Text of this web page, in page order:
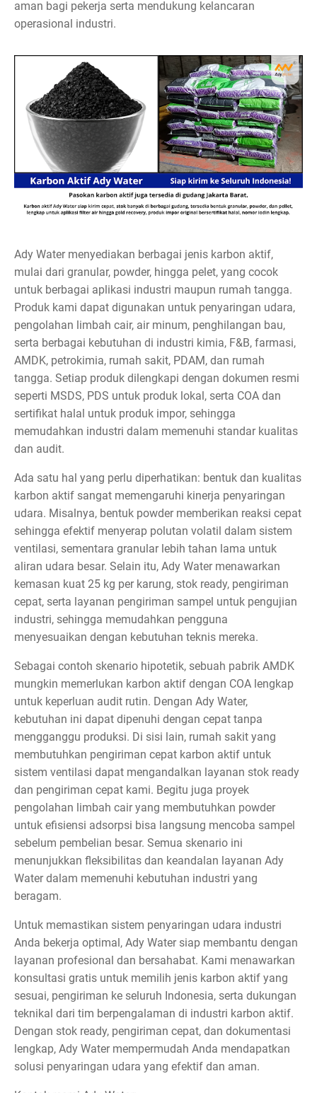
aman bagi pekerja serta mendukung kelancaran
operasional industri.
Ady Water menyediakan berbagai jenis karbon aktif,
mulai dari granular, powder, hingga pelet, yang cocok
untuk berbagai aplikasi industri maupun rumah tangga.
Produk kami dapat digunakan untuk penyaringan udara,
pengolahan limbah cair, air minum, penghilangan bau,
serta berbagai kebutuhan di industri kimia, F&B, farmasi,
AMDK, petrokimia, rumah sakit, PDAM, dan rumah
tangga. Setiap produk dilengkapi dengan dokumen resmi
seperti MSDS, PDS untuk produk lokal, serta COA dan
sertifikat halal untuk produk impor, sehingga
memudahkan industri dalam memenuhi standar kualitas
dan audit.
Ada satu hal yang perlu diperhatikan: bentuk dan kualitas
karbon aktif sangat memengaruhi kinerja penyaringan
udara. Misalnya, bentuk powder memberikan reaksi cepat
sehingga efektif menyerap polutan volatil dalam sistem
ventilasi, sementara granular lebih tahan lama untuk
aliran udara besar. Selain itu, Ady Water menawarkan
kemasan kuat 25 kg per karung, stok ready, pengiriman
cepat, serta layanan pengiriman sampel untuk pengujian
industri, sehingga memudahkan pengguna
menyesuaikan dengan kebutuhan teknis mereka.
Sebagai contoh skenario hipotetik, sebuah pabrik AMDK
mungkin memerlukan karbon aktif dengan COA lengkap
untuk keperluan audit rutin. Dengan Ady Water,
kebutuhan ini dapat dipenuhi dengan cepat tanpa
mengganggu produksi. Di sisi lain, rumah sakit yang
membutuhkan pengiriman cepat karbon aktif untuk
sistem ventilasi dapat mengandalkan layanan stok ready
dan pengiriman cepat kami. Begitu juga proyek
pengolahan limbah cair yang membutuhkan powder
untuk efisiensi adsorpsi bisa langsung mencoba sampel
sebelum pembelian besar. Semua skenario ini
menunjukkan fleksibilitas dan keandalan layanan Ady
Water dalam memenuhi kebutuhan industri yang
beragam.
Untuk memastikan sistem penyaringan udara industri
Anda bekerja optimal, Ady Water siap membantu dengan
layanan profesional dan bersahabat. Kami menawarkan
konsultasi gratis untuk memilih jenis karbon aktif yang
sesuai, pengiriman ke seluruh Indonesia, serta dukungan
teknikal dari tim berpengalaman di industri karbon aktif.
Dengan stok ready, pengiriman cepat, dan dokumentasi
lengkap, Ady Water mempermudah Anda mendapatkan
solusi penyaringan udara yang efektif dan aman.